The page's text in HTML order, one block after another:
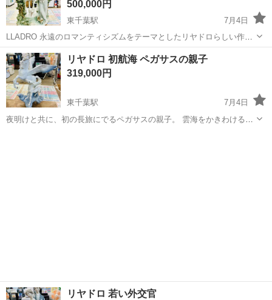
500,000円
東千葉駅
7月4日
LLADRO 永遠のロマンティシズムをテーマとしたリヤドロらしい作
品。 はにかんだ笑顔や、メランコリック（物思いに沈むさま）な視線
など、ちょっとした仕草で平穏、愛、優しさといったさまざまな感情
を伝えます。 憂鬱な視線...
千葉 千葉市 東千葉駅 インテリア雑貨/小物
リヤドロ 初航海 ペガサスの親子
319,000円
東千葉駅
7月4日
夜明けと共に、初の長旅にでるペガサスの親子。 雲海をかきわける、
リヤドロ 若い外交官